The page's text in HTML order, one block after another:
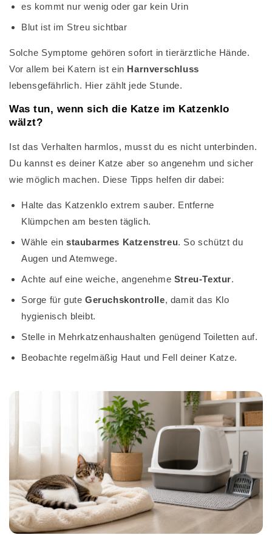
es kommt nur wenig oder gar kein Urin
Blut ist im Streu sichtbar
Solche Symptome gehören sofort in tierärztliche Hände.
Vor allem bei Katern ist ein Harnverschluss
lebensgefährlich. Hier zählt jede Stunde.
Was tun, wenn sich die Katze im Katzenklo
wälzt?
Ist das Verhalten harmlos, musst du es nicht unterbinden.
Du kannst es deiner Katze aber so angenehm und sicher
wie möglich machen. Diese Tipps helfen dir dabei:
Halte das Katzenklo extrem sauber. Entferne
Klümpchen am besten täglich.
Wähle ein staubarmes Katzenstreu. So schützt du
Augen und Atemwege.
Achte auf eine weiche, angenehme Streu-Textur.
Sorge für gute Geruchskontrolle, damit das Klo
hygienisch bleibt.
Stelle in Mehrkatzenhaushalten genügend Toiletten auf.
Beobachte regelmäßig Haut und Fell deiner Katze.